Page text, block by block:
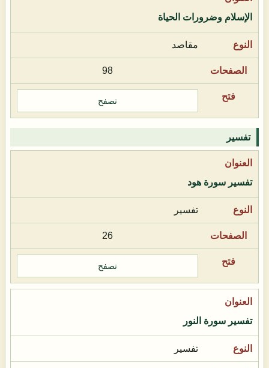
الإسلام وضرورات الحياة
مقاصد
98
تصفح
تفسير
تفسير سورة هود
تفسير
26
تصفح
تفسير سورة النور
تفسير